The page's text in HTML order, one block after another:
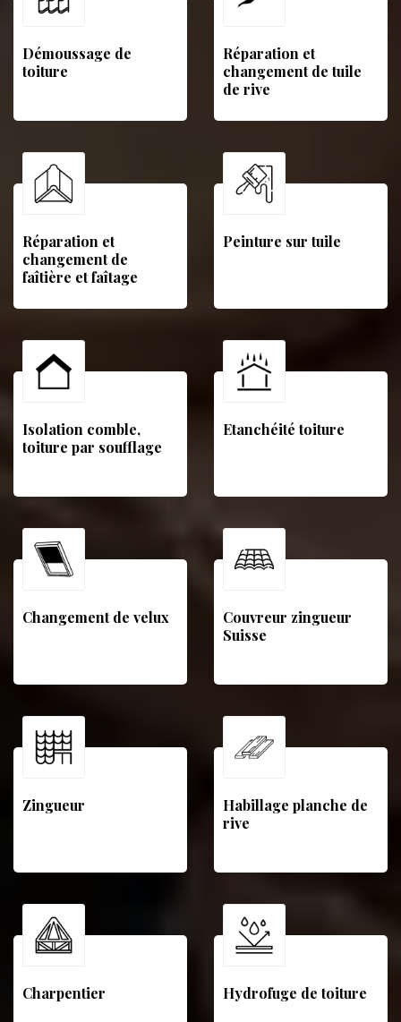
Démoussage de
toiture
Réparation et
changement de tuile
de rive
Réparation et
changement de
faîtière et faîtage
Peinture sur tuile
Isolation comble,
toiture par soufflage
Etanchéité toiture
Changement de velux
Couvreur zingueur
Suisse
Zingueur
Habillage planche de
rive
Charpentier Hydrofuge de toiture